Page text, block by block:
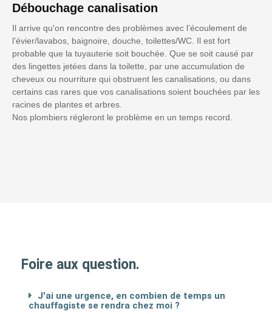
Débouchage canalisation
Il arrive qu'on rencontre des problèmes avec l’écoulement de
l’évier/lavabos, baignoire, douche, toilettes/WC. Il est fort
probable que la tuyauterie soit bouchée. Que se soit causé par
des lingettes jetées dans la toilette, par une accumulation de
cheveux ou nourriture qui obstruent les canalisations, ou dans
certains cas rares que vos canalisations soient bouchées par les
racines de plantes et arbres.
Nos plombiers régleront le problème en un temps record.
Foire aux question.
J'ai une urgence, en combien de temps un
chauffagiste se rendra chez moi ?